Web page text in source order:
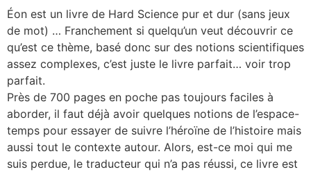
Éon est un livre de Hard Science pur et dur (sans jeux
de mot) … Franchement si quelqu’un veut découvrir ce
qu’est ce thème, basé donc sur des notions scientifiques
assez complexes, c’est juste le livre parfait… voir trop
parfait.
Près de 700 pages en poche pas toujours faciles à
aborder, il faut déjà avoir quelques notions de l’espace-
temps pour essayer de suivre l’héroïne de l’histoire mais
aussi tout le contexte autour. Alors, est-ce moi qui me
suis perdue, le traducteur qui n’a pas réussi, ce livre est